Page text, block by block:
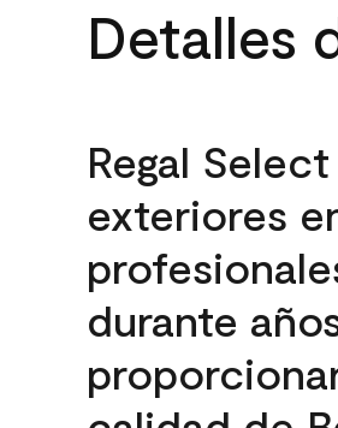
Detalles
Regal
exteriores
durante